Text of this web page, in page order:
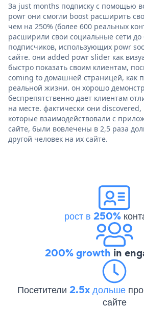
За just months подписку с помощью
powr они смогли boost расширить
чем на 250% (более 600 реальных
расширили свои социальные сети до
подписчиков, использующих powr
сайте. они added powr slider как
быстро показать своим клиентам,
coming to домашней страницей, как
реальной жизни. он хорошо
беспрепятственно дает клиентам
на месте. фактически они discovered,
которые взаимодействовали с
сайте, были вовлечены в 2,5 раза
другой человек на их сайте.
рост в 250%
200% growth in
Посетители 2.5x дольше
сайте